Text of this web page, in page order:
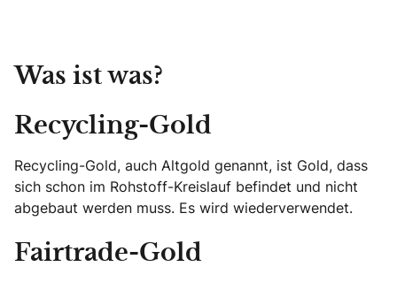
Was ist was?
Recycling-Gold
Recycling-Gold, auch Altgold genannt, ist Gold, dass
sich schon im Rohstoff-Kreislauf befindet und nicht
abgebaut werden muss. Es wird wiederverwendet.
Fairtrade-Gold